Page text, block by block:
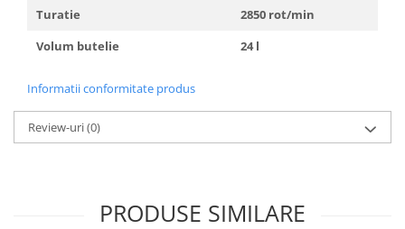
Turatie
2850 rot/min
Volum butelie
24 l
Informatii conformitate produs
Review-uri(0)
PRODUSE SIMILARE